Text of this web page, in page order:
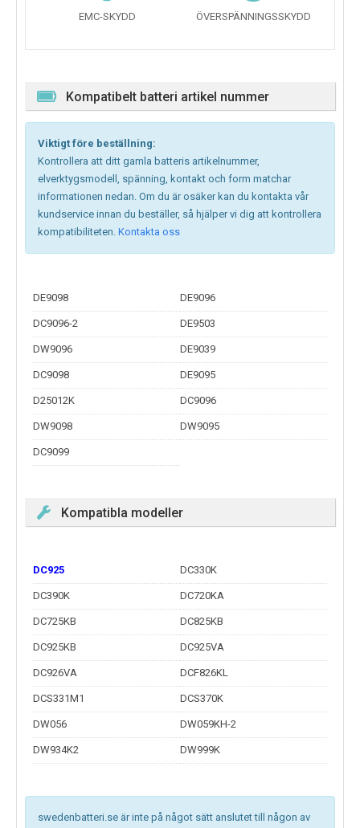
EMC-SKYDD ÖVERSPÄNNINGSSKYDD
Kompatibelt batteri artikel nummer
Viktigt före beställning:
Kontrollera att ditt gamla batteris artikelnummer,
elverktygsmodell, spänning, kontakt och form matchar
informationen nedan. Om du är osäker kan du kontakta vår
kundservice innan du beställer, så hjälper vi dig att kontrollera
kompatibiliteten. Kontakta oss
DE9098 DE9096
DC9096-2 DE9503
DW9096 DE9039
DC9098 DE9095
D25012K DC9096
DW9098 DW9095
DC9099
Kompatibla modeller
DC925 DC330K
DC390K DC720KA
DC725KB DC825KB
DC925KB DC925VA
DC926VA DCF826KL
DCS331M1 DCS370K
DW056 DW059KH-2
DW934K2 DW999K
swedenbatteri.se är inte på något sätt anslutet till någon av